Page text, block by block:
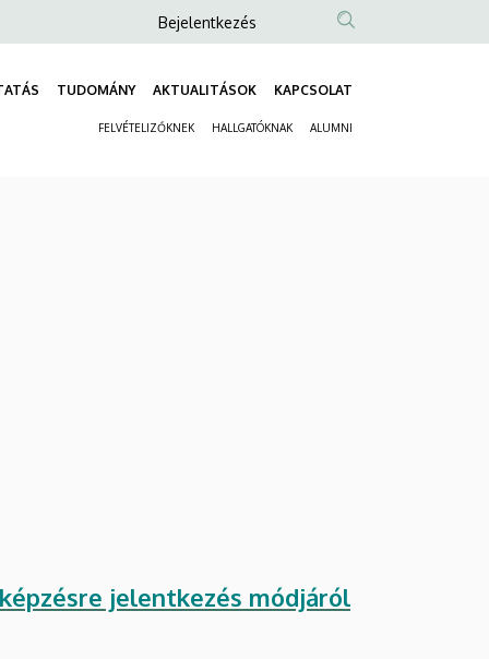
Anonim
fiók
menüje
Bejelentkezés
TUDOMÁNY AKTUALITÁSOK KAPCSOLAT
FELVÉTELIZŐKNEK HALLGATÓKNAK ALUMNI
jelentkezés módjáról